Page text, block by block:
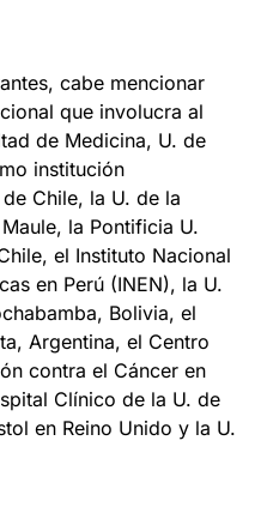
cabe mencionar
que involucra al
de Medicina, U. de
institución
Chile, la U. de la
la Pontificia U.
el Instituto Nacional
en Perú (INEN), la U.
Bolivia, el
Argentina, el Centro
contra el Cáncer en
Clínico de la U. de
en Reino Unido y la U.